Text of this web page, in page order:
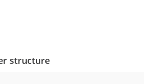
structure